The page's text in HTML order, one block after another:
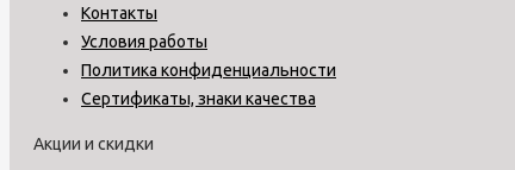
Контакты
Условия работы
Политика конфиденциальности
Сертификаты, знаки качества
Акции и скидки